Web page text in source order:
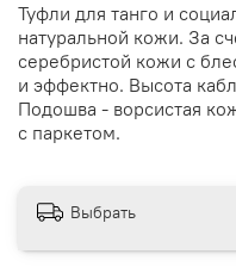
Туфли для танго и
натуральной кожи. За
серебристой кожи с
и эффектно. Высота
Подошва - ворсистая
с паркетом.
Выбрать